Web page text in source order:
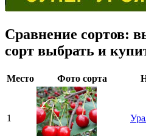
Сравнение сортов:
сорт выбрать и
Место Фото сорта
1